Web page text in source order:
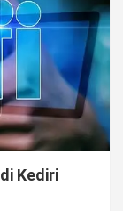
Kediri